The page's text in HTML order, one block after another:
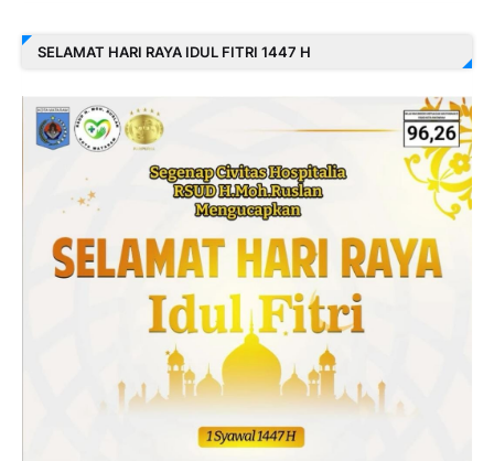
SELAMAT HARI RAYA IDUL FITRI 1447 H